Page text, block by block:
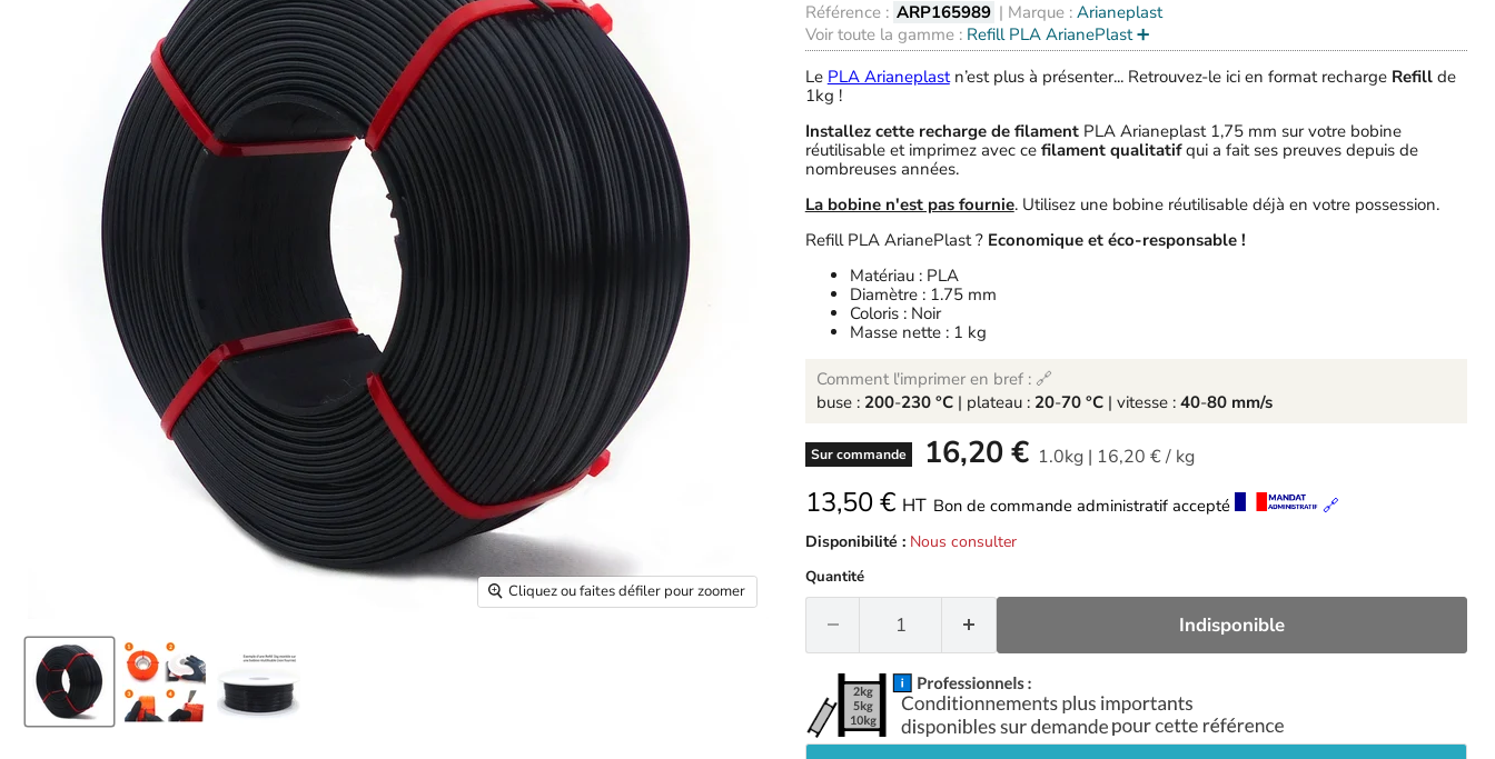
Cliquez ou faites défiler pour zoomer
Référence : ARP165989 | Marque : Arianeplast
Voir toute la gamme : Refill PLA ArianePlast ➕
Le PLA Arianeplastn’est plus à présenter... Retrouvez-le ici en format recharge Refillde
1kg !
Installez cette recharge de filament PLA Arianeplast 1,75 mm sur votre bobine
réutilisable et imprimez avec ce filament qualitatifqui a fait ses preuves depuis de
nombreuses années.
La bobine n'est pas fournie. Utilisez une bobine réutilisable déjà en votre possession.
Refill PLA ArianePlast ? Economique et éco-responsable !
Matériau : PLA
Diamètre : 1.75 mm
Coloris : Noir
Masse nette : 1 kg
Comment l'imprimer en bref : 🔗
buse : 200-230 °C| plateau : 20-70 °C| vitesse : 40-80 mm/s
Sur commande -
16,20 € 1.0kg | 16,20 €/ kg
13,50 € HT Bon de commande administratif accepté 🔗
Disponibilité : Nous consulter
Quantité
Indisponible